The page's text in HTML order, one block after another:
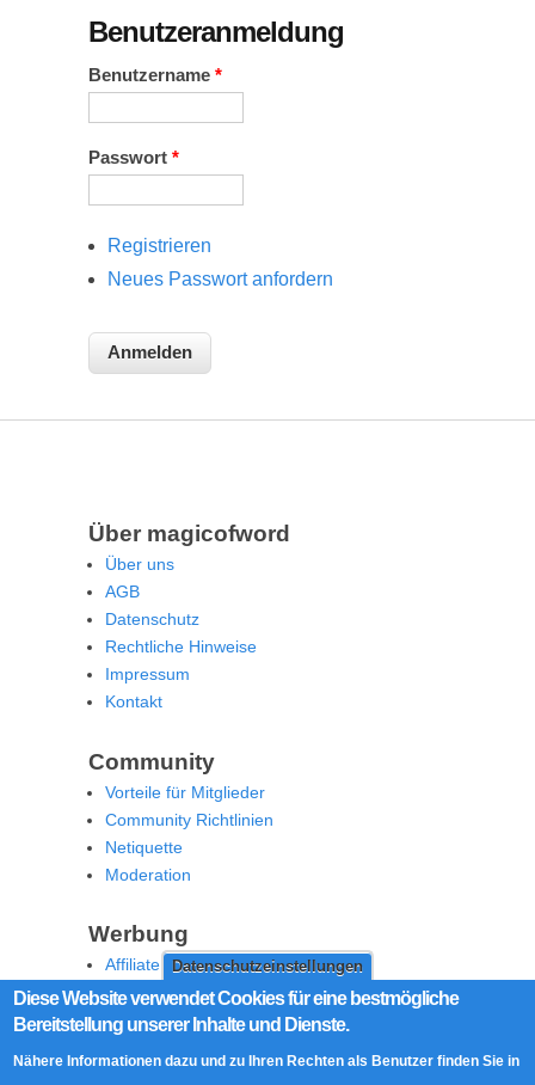
Datenschutzeinstellungen
Diese Website verwendet Cookies für eine bestmögliche
Bereitstellung unserer Inhalte und Dienste.
Nähere Informationen dazu und zu Ihren Rechten als Benutzer finden Sie in
Benutzeranmeldung
Benutzername *
Passwort *
Registrieren
Neues Passwort anfordern
Über magicofword
Über uns
AGB
Datenschutz
Rechtliche Hinweise
Impressum
Kontakt
Community
Vorteile für Mitglieder
Community Richtlinien
Netiquette
Moderation
Werbung
Affiliate Offenlegung
Werben Sie auf MoW
Social Media